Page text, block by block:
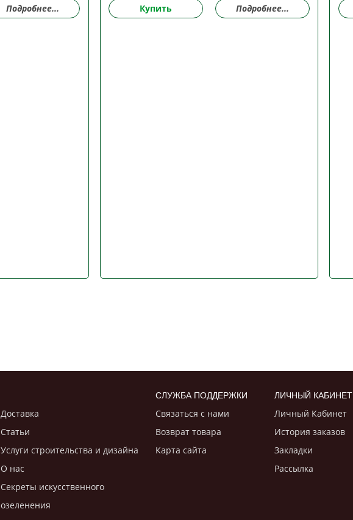
Подробнее...
Купить
Подробнее...
Доставка
Статьи
Услуги строительствa и дизайнa
О нас
Секреты искусственного
озеленения
СЛУЖБА ПОДДЕРЖКИ
Связаться с нами
Возврат товара
Карта сайта
ЛИЧНЫЙ КАБИНЕТ
Личный Кабинет
История заказов
Закладки
Рассылка